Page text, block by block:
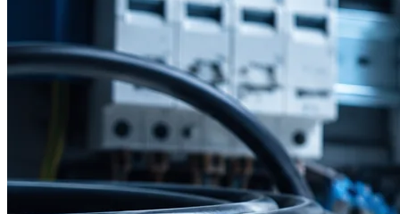
🇫🇷 🇵🇱